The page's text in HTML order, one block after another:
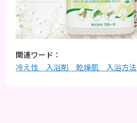
冷え性 入浴剤 乾燥肌 入浴方法